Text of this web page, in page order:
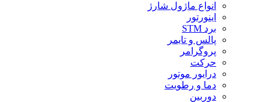
انواع ماژول شارژ
اینورتور
برد STM
پالس و تایمر
پروگرامر
حرکت
درایور موتور
دما و رطویت
دوربین